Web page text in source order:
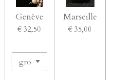
Genève
€ 32,50
Marseille
€ 35,00